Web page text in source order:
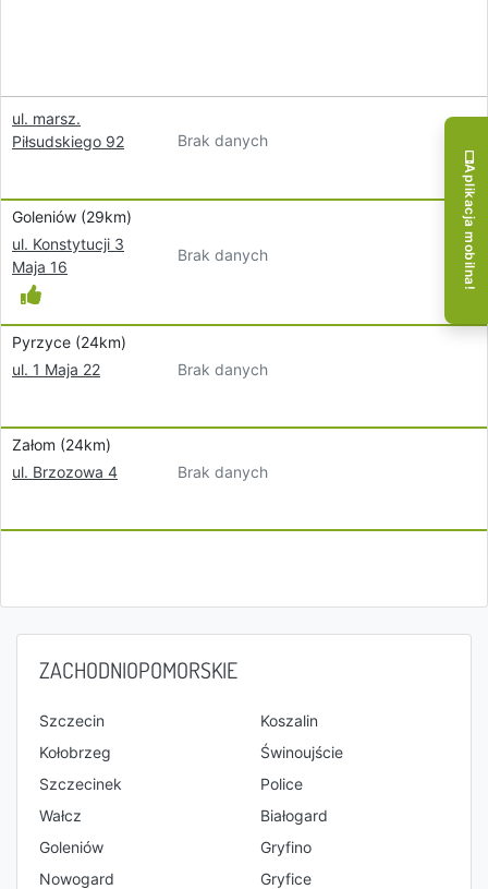
ul. marsz.
Piłsudskiego 92
Brak danych
Goleniów (29km)
ul. Konstytucji 3
Maja 16
Brak danych
Pyrzyce (24km)
ul. 1 Maja 22
Brak danych
Załom (24km)
ul. Brzozowa 4
Brak danych
ZACHODNIOPOMORSKIE
Szczecin
Koszalin
Kołobrzeg
Świnoujście
Szczecinek
Police
Wałcz
Białogard
Goleniów
Gryfino
Nowogard
Gryfice
Aplikacja mobilna!